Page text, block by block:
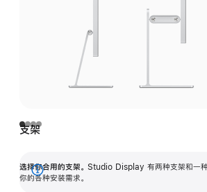
支架
选择你合用的支架。 Studio Display 有两种支架和一种
你的各种安装需求。
展